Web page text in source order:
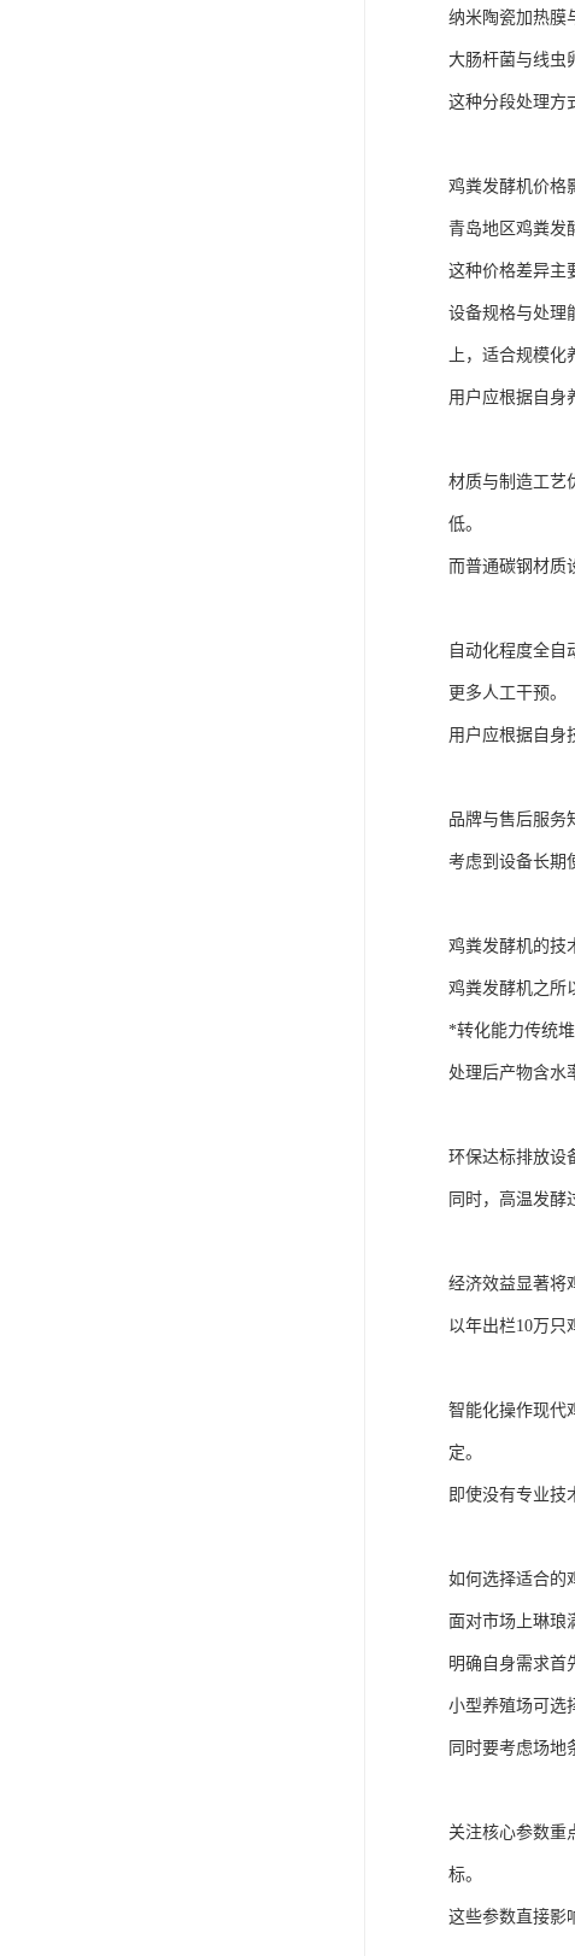
纳米陶瓷加热膜
大肠杆菌与线虫
这种分段处理方
鸡粪发酵机价格
青岛地区鸡粪发
这种价格差异主
设备规格与处理
上，适合规模化
用户应根据自身
材质与制造工艺
低。
而普通碳钢材质
自动化程度全自
更多人工干预。
用户应根据自身
品牌与售后服务
考虑到设备长期
鸡粪发酵机的技
鸡粪发酵机之所
*转化能力传统
处理后产物含水
环保达标排放设
同时，高温发酵
经济效益显著将
以年出栏10万只
智能化操作现代
定。
即使没有专业技
如何选择适合的
面对市场上琳琅
明确自身需求首
小型养殖场可选
同时要考虑场地
关注核心参数重
标。
这些参数直接影